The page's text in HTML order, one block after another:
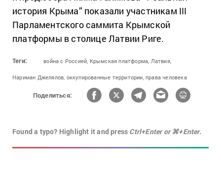
история Крыма” показали участникам III
Парламентского саммита Крымской
платформы в столице Латвии Риге.
Теги: война с Россией, Крымская платформа, Латвия,
Нариман Джелялов, оккупированные территории, права человека
Поделиться:
Found a typo? Highlight it and press Ctrl+Enter or ⌘+Enter.